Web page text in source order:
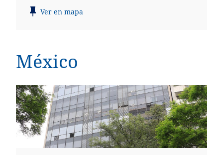
Ver en mapa
México